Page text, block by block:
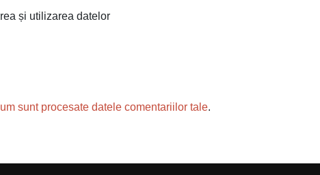
și utilizarea datelor
sunt procesate datele comentariilor tale.